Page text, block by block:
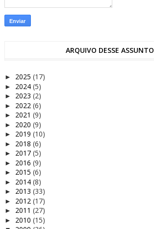
ARQUIVO DESSE ASSUNTO
► 2025 (17)
► 2024 (5)
► 2023 (2)
► 2022 (6)
► 2021 (9)
► 2020 (9)
► 2019 (10)
► 2018 (6)
► 2017 (5)
► 2016 (9)
► 2015 (6)
► 2014 (8)
► 2013 (33)
► 2012 (17)
► 2011 (27)
► 2010 (15)